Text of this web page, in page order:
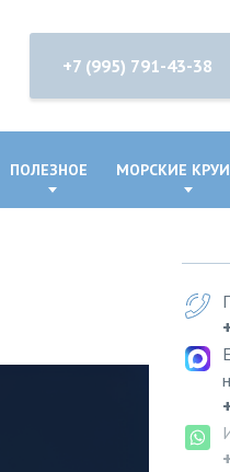
+7 (995) 791-43-38
ПОЛЕЗНОЕ МОРСКИЕ